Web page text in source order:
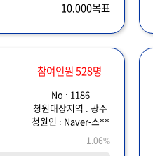
10,000목표
참여인원 528명
No : 1186
청원대상지역 : 광주
청원인 : Naver-스**
1.06%